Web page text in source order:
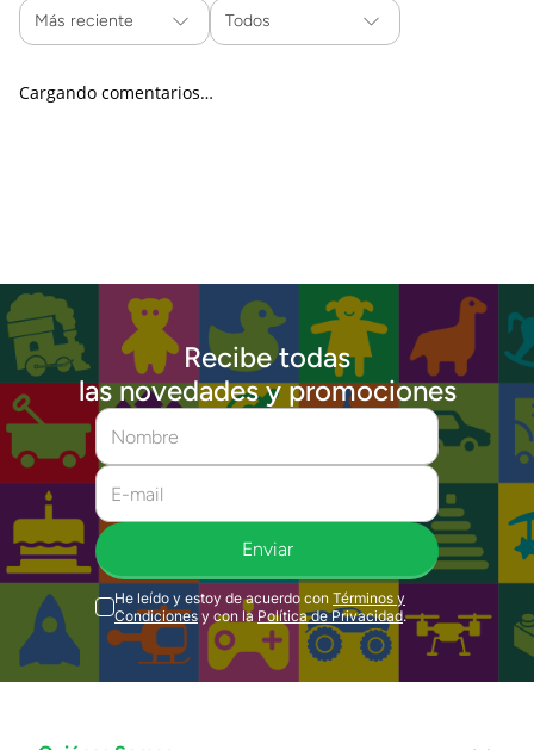
Más reciente Todos
Cargando comentarios…
Recibe todas
las novedades y promociones
Enviar
He leído y estoy de acuerdo con Términos y
Condiciones y con la Política de Privacidad.